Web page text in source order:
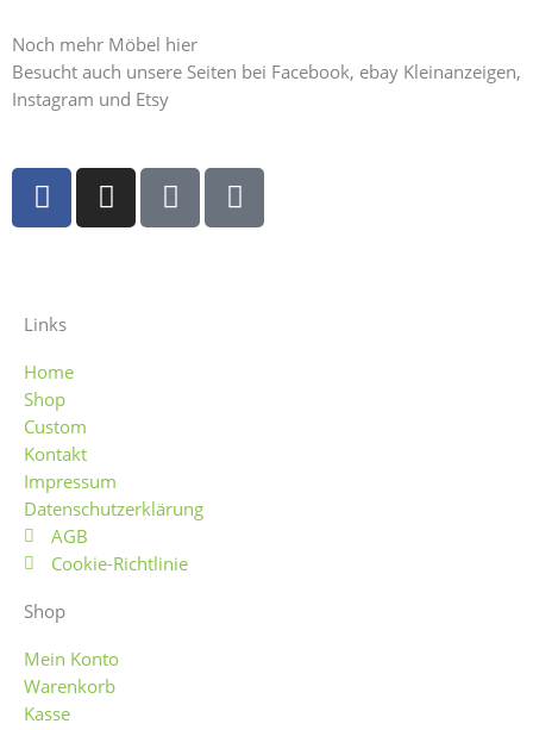
Noch mehr Möbel hier
Besucht auch unsere Seiten bei Facebook, ebay Kleinanzeigen,
Instagram und Etsy
F
a
c
o
o
k
-
f
I
n
s
E
b
a
E
t
s
Links
Home
Shop
Custom
Kontakt
Impressum
Datenschutzerklärung
AGB
Cookie-Richtlinie
Shop
Mein Konto
Warenkorb
Kasse